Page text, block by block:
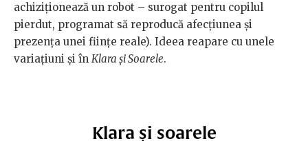
achiziționează un robot – surogat pentru copilul
pierdut, programat să reproducă afecțiunea și
prezența unei ființe reale). Ideea reapare cu unele
variațiuni și în Klara și Soarele.
Klara și soarele